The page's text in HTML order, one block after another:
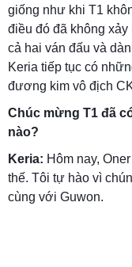
giống như khi T1
điều đó đã không xảy
cả hai ván đấu và
Keria tiếp tục có
đương kim vô địch
Chúc mừng T1 đã
nào?
Keria: Hôm nay,
thế. Tôi tự hào vì
cùng với Guwon.